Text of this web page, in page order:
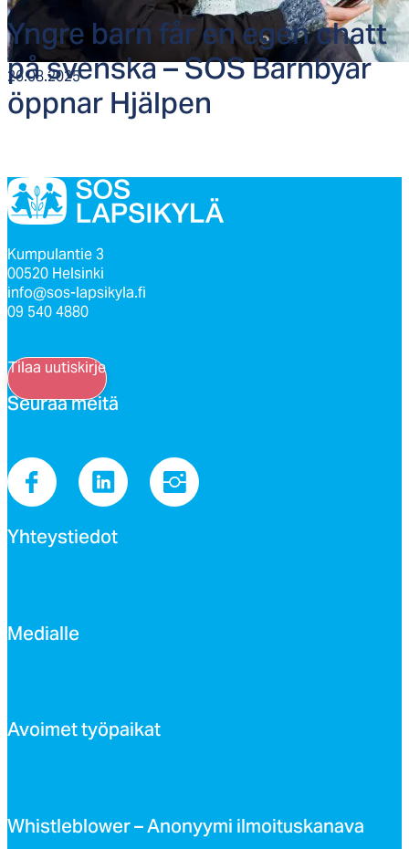
26.08.2025
Yng­re barn får en egen chatt
på svens­ka – SOS Barn­byar
öpp­nar Hjäl­pen
Kumpulantie 3
00520 Helsinki
info@sos-lapsikyla.fi
09 540 4880
Tilaa uutiskirje
Seu­raa mei­tä
Yh­teys­tie­dot
Me­dial­le
Avoi­met työ­pai­kat
Whist­leb­lo­wer – Ano­nyy­mi il­moi­tus­ka­na­va